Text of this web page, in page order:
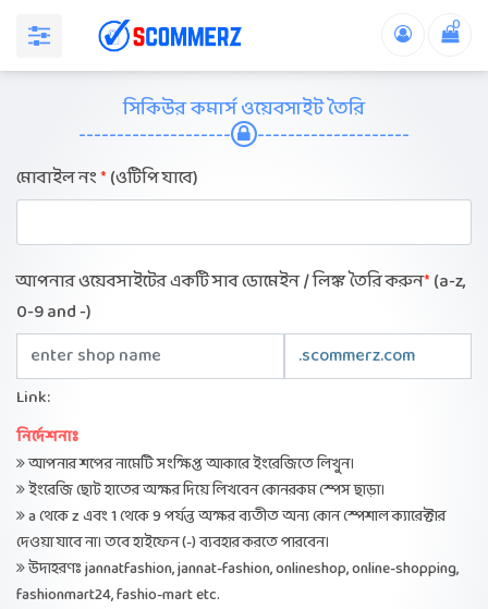
0
সিকিউর কমার্স ওয়েবসাইট তৈরি
-------------------- --------------------
মোবাইল নং*(ওটিপি যাবে)
আপনার ওয়েবসাইটের একটি সাব ডোমেইন / লিঙ্ক তৈরি করুন*(a-z,
0-9 and -)
Link:
নির্দেশনাঃ
আপনার শপের নামেটি সংক্ষিপ্ত আকারে ইংরেজিতে লিখুন।
ইংরেজি ছোট হাতের অক্ষর দিয়ে লিখবেন কোনরকম স্পেস ছাড়া।
a থেকে z এবং 1 থেকে 9 পর্যন্ত অক্ষর ব্যতীত অন্য কোন স্পেশাল ক্যারেক্টার
দেওয়া যাবে না। তবে হাইফেন (-) ব্যবহার করতে পারবেন।
উদাহরণঃ jannatfashion, jannat-fashion, onlineshop, online-shopping,
fashionmart24, fashio-mart etc.